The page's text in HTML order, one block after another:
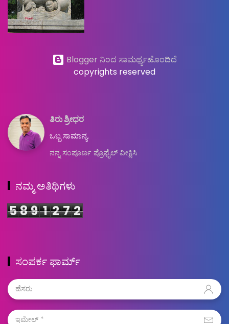
Blogger ನಿಂದ ಸಾಮರ್ಥ್ಯಹೊಂದಿದೆ
copyrights reserved
ತಿರು ಶ್ರೀಧರ
ಒಬ್ಬ ಸಾಮಾನ್ಯ.
ನನ್ನ ಸಂಪೂರ್ಣ ಪ್ರೊಫೈಲ್ ವೀಕ್ಷಿಸಿ
ನಮ್ಮ ಅತಿಥಿಗಳು
589 1 2 7 2
ಸಂಪರ್ಕ ಫಾರ್ಮ್